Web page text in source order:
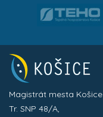
Magistrát mesta Košice
Tr. SNP 48/A,